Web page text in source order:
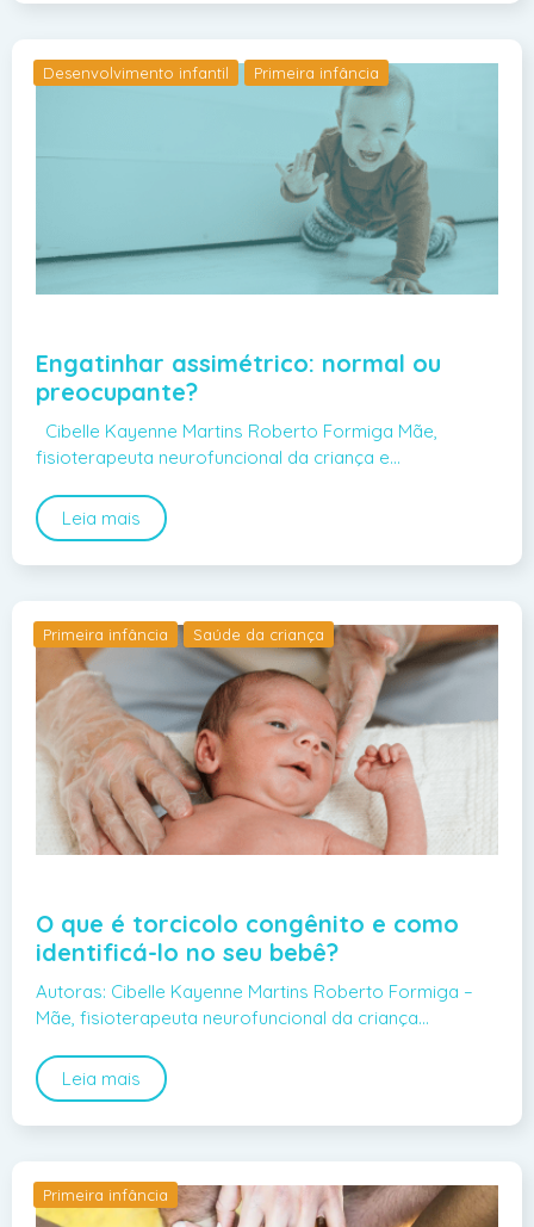
Desenvolvimento infantil Primeira infância
Engatinhar assimétrico: normal ou
preocupante?
Cibelle Kayenne Martins Roberto Formiga Mãe,
fisioterapeuta neurofuncional da criança e…
Leia mais
Primeira infância Saúde da criança
O que é torcicolo congênito e como
identificá-lo no seu bebê?
Autoras: Cibelle Kayenne Martins Roberto Formiga –
Mãe, fisioterapeuta neurofuncional da criança…
Leia mais
Primeira infância